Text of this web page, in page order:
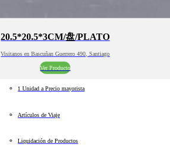
20.5*20.5*3CM/盘/PLATO
Visitanos en Bascuñan Guerrero 490, Santiago
Ver Producto
1 Unidad a Precio mayorista
Artículos de Viaje
Liquidación de Productos